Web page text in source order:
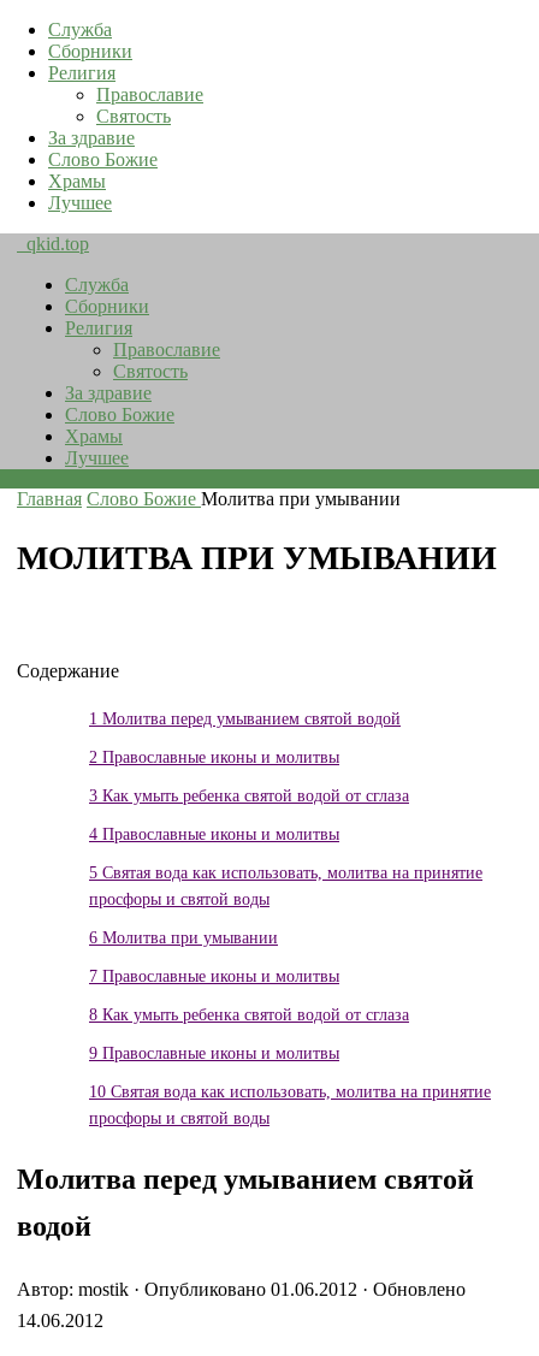
Служба
Сборники
Религия
Православие
Святость
За здравие
Слово Божие
Храмы
Лучшее
qkid.top
Служба
Сборники
Религия
Православие
Святость
За здравие
Слово Божие
Храмы
Лучшее
Главная Слово Божие Молитва при умывании
МОЛИТВА ПРИ УМЫВАНИИ
Содержание
1 Молитва перед умыванием святой водой
2 Православные иконы и молитвы
3 Как умыть ребенка святой водой от сглаза
4 Православные иконы и молитвы
5 Святая вода как использовать, молитва на принятие
просфоры и святой воды
6 Молитва при умывании
7 Православные иконы и молитвы
8 Как умыть ребенка святой водой от сглаза
9 Православные иконы и молитвы
10 Святая вода как использовать, молитва на принятие
просфоры и святой воды
Молитва перед умыванием святой
водой
Автор: mostik · Опубликовано 01.06.2012 · Обновлено
14.06.2012